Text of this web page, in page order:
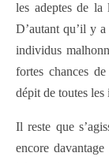
les adeptes de
D’autant qu’il y
individus
fortes chances
dépit de toutes les
Il reste que
encore